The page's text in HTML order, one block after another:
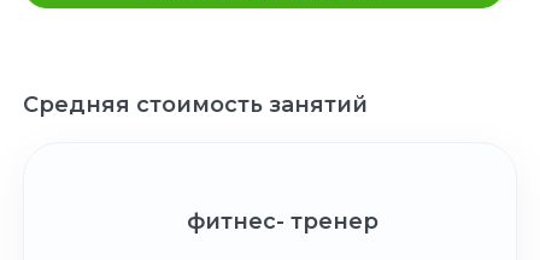
Средняя стоимость занятий
фитнес- тренер